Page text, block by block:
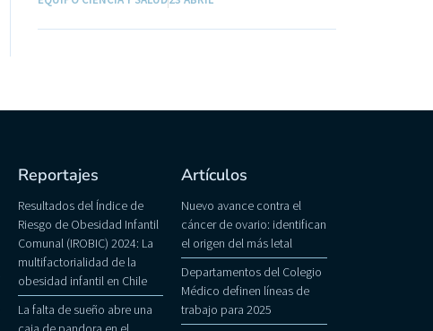
Reportajes
Resultados del Índice de
Riesgo de Obesidad Infantil
Comunal (IROBIC) 2024: La
multifactorialidad de la
obesidad infantil en Chile
La falta de sueño abre una
Artículos
Nuevo avance contra el
cáncer de ovario: identifican
el origen del más letal
Departamentos del Colegio
Médico definen líneas de
trabajo para 2025